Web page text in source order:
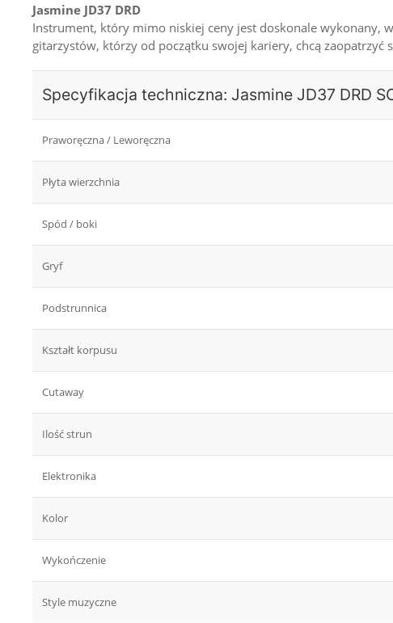
Jasmine JD37 DRD
Instrument, który mimo niskiej ceny jest doskonale wykonany,
gitarzystów, którzy od początku swojej kariery, chcą zaopatrzyć
Specyfikacja techniczna: Jasmine JD37 DRD
Praworęczna / Leworęczna
Płyta wierzchnia
Spód / boki
Gryf
Podstrunnica
Kształt korpusu
Cutaway
Ilość strun
Elektronika
Kolor
Wykończenie
Style muzyczne